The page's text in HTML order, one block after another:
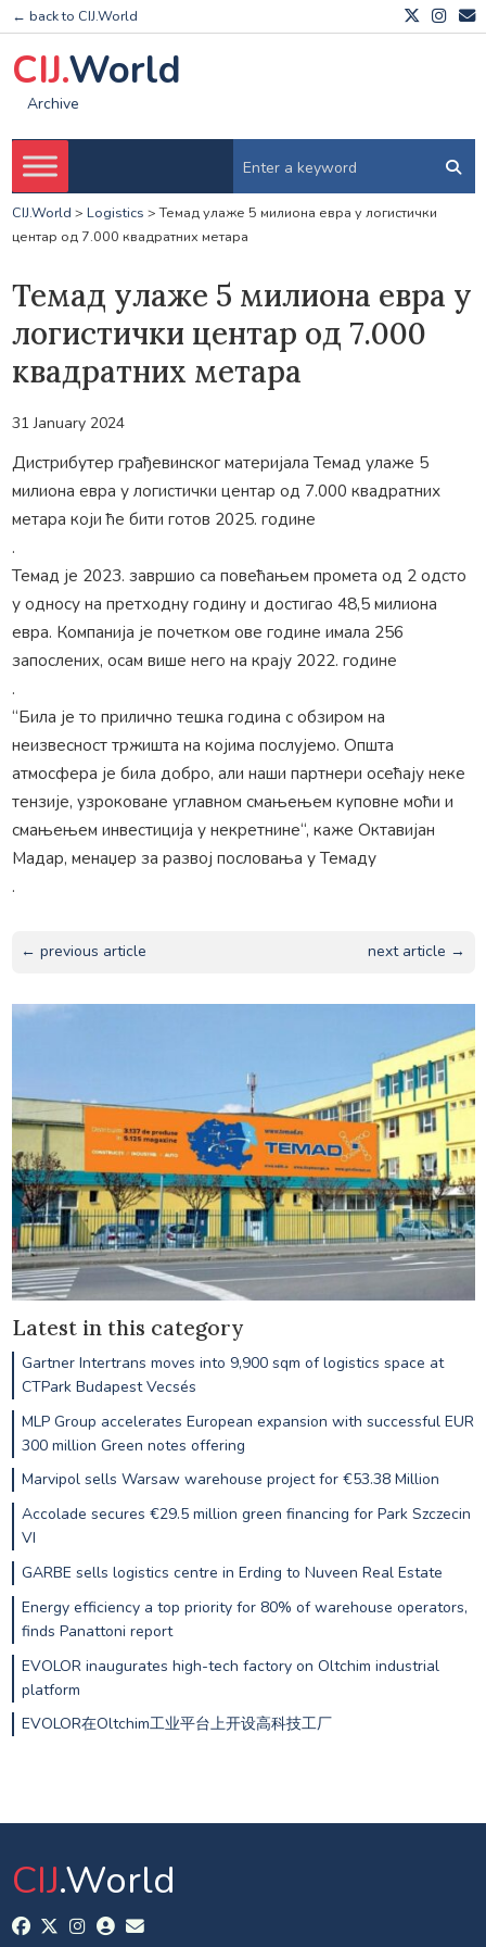
← back to CIJ.World
CIJ.World
Archive
CIJ.World > Logistics >Темад улаже 5 милиона евра у логистички
центар од 7.000 квадратних метара
Темад улаже 5 милиона евра у
логистички центар од 7.000
квадратних метара
31 January 2024
Дистрибутер грађевинског материјала Темад улаже 5
милиона евра у логистички центар од 7.000 квадратних
метара који ће бити готов 2025. године
.
Темад је 2023. завршио са повећањем промета од 2 одсто
у односу на претходну годину и достигао 48,5 милиона
евра. Компанија је почетком ове године имала 256
запослених, осам више него на крају 2022. године
.
“Била је то прилично тешка година с обзиром на
неизвесност тржишта на којима послујемо. Општа
атмосфера је била добро, али наши партнери осећају неке
тензије, узроковане углавном смањењем куповне моћи и
смањењем инвестиција у некретнине“, каже Октавијан
Мадар, менаџер за развој пословања у Темаду
.
← previous article next article →
Latest in this category
Gartner Intertrans moves into 9,900 sqm of logistics space at
CTPark Budapest Vecsés
MLP Group accelerates European expansion with successful EUR
300 million Green notes offering
Marvipol sells Warsaw warehouse project for €53.38 Million
Accolade secures €29.5 million green financing for Park Szczecin
VI
GARBE sells logistics centre in Erding to Nuveen Real Estate
Energy efficiency a top priority for 80% of warehouse operators,
finds Panattoni report
EVOLOR inaugurates high-tech factory on Oltchim industrial
platform
EVOLOR在Oltchim工业平台上开设高科技工厂
CIJ.World